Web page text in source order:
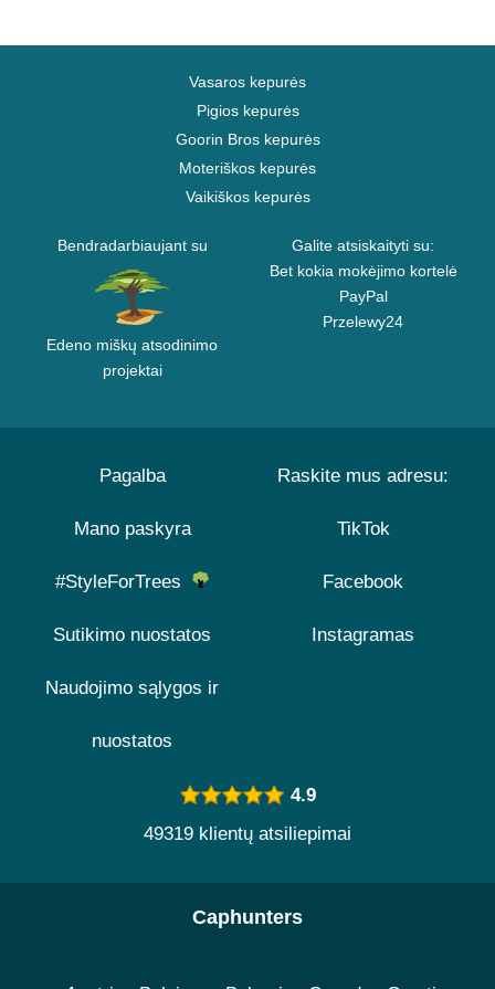
Vasaros kepurės
Pigios kepurės
Goorin Bros kepurės
Moteriškos kepurės
Vaikiškos kepurės
Bendradarbiaujant su
Edeno miškų atsodinimo
projektai
Galite atsiskaityti su:
Bet kokia mokėjimo kortelė
PayPal
Przelewy24
Pagalba
Mano paskyra
#StyleForTrees
Sutikimo nuostatos
Naudojimo sąlygos ir
nuostatos
Raskite mus adresu:
TikTok
Facebook
Instagramas
4.9
49319 klientų atsiliepimai
Caphunters